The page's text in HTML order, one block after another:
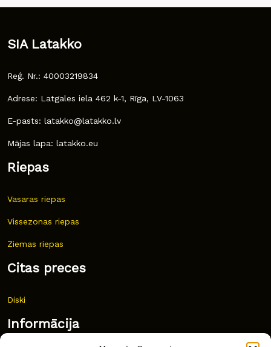
SIA Latakko
Reģ. Nr.: 40003219834
Adrese: Latgales iela 462 k-1, Rīga, LV-1063
E-pasts: latakko@latakko.lv
Mājas lapa: latakko.eu
Riepas
Vasaras riepas
Vissezonas riepas
Ziemas riepas
Citas preces
Diski
Informācija